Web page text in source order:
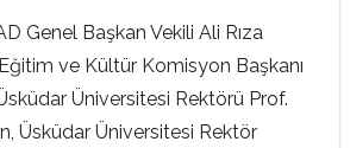
Genel Başkan Vekili Ali Rıza
ve Kültür Komisyon Başkanı
Üniversitesi Rektörü Prof.
Üsküdar Üniversitesi Rektör